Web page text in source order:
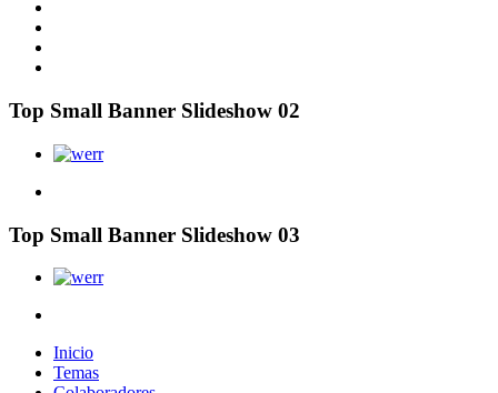
Top Small Banner Slideshow 02
Top Small Banner Slideshow 03
Inicio
Temas